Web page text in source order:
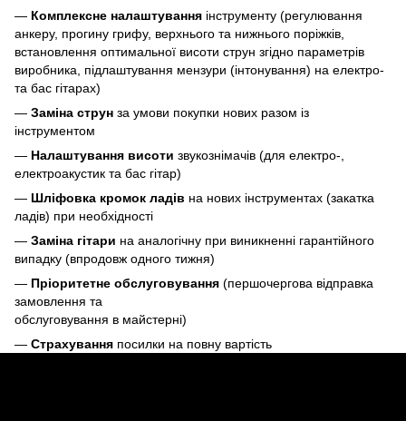
— Комплексне налаштування інструменту (регулювання
анкеру, прогину грифу, верхнього та нижнього поріжків,
встановлення оптимальної висоти струн згідно параметрів
виробника, підлаштування мензури (інтонування) на електро-
та бас гітарах)
— Заміна струн за умови покупки нових разом із
інструментом
— Налаштування висоти звукознімачів (для електро-,
електроакустик та бас гітар)
— Шліфовка кромок ладів на нових інструментах (закатка
ладів) при необхідності
— Заміна гітари на аналогічну при виникненні гарантійного
випадку (впродовж одного тижня)
— Пріоритетне обслуговування (першочергова відправка
замовлення та
обслуговування в майстерні)
— Страхування посилки на повну вартість